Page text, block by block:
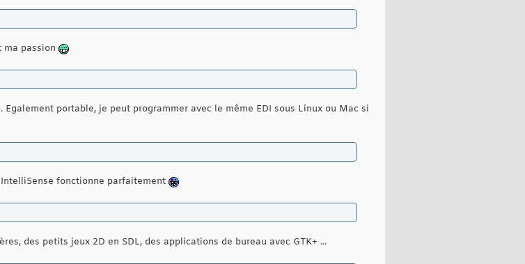
ma passion
portable, je peut programmer avec le même EDI sous Linux ou Mac si
fonctionne parfaitement
des petits jeux 2D en SDL, des applications de bureau avec GTK+ ...